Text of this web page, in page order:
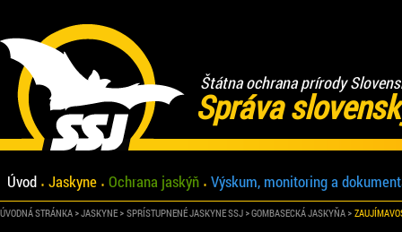
Štátna ochrana prírody
Správa
Úvod Jaskyne Ochrana jaskýň Výskum, monitoring a
ÚVODNÁ STRÁNKA JASKYNE SPRÍSTUPNENÉ JASKYNE SSJ GOMBASECKÁ JASKYŇA